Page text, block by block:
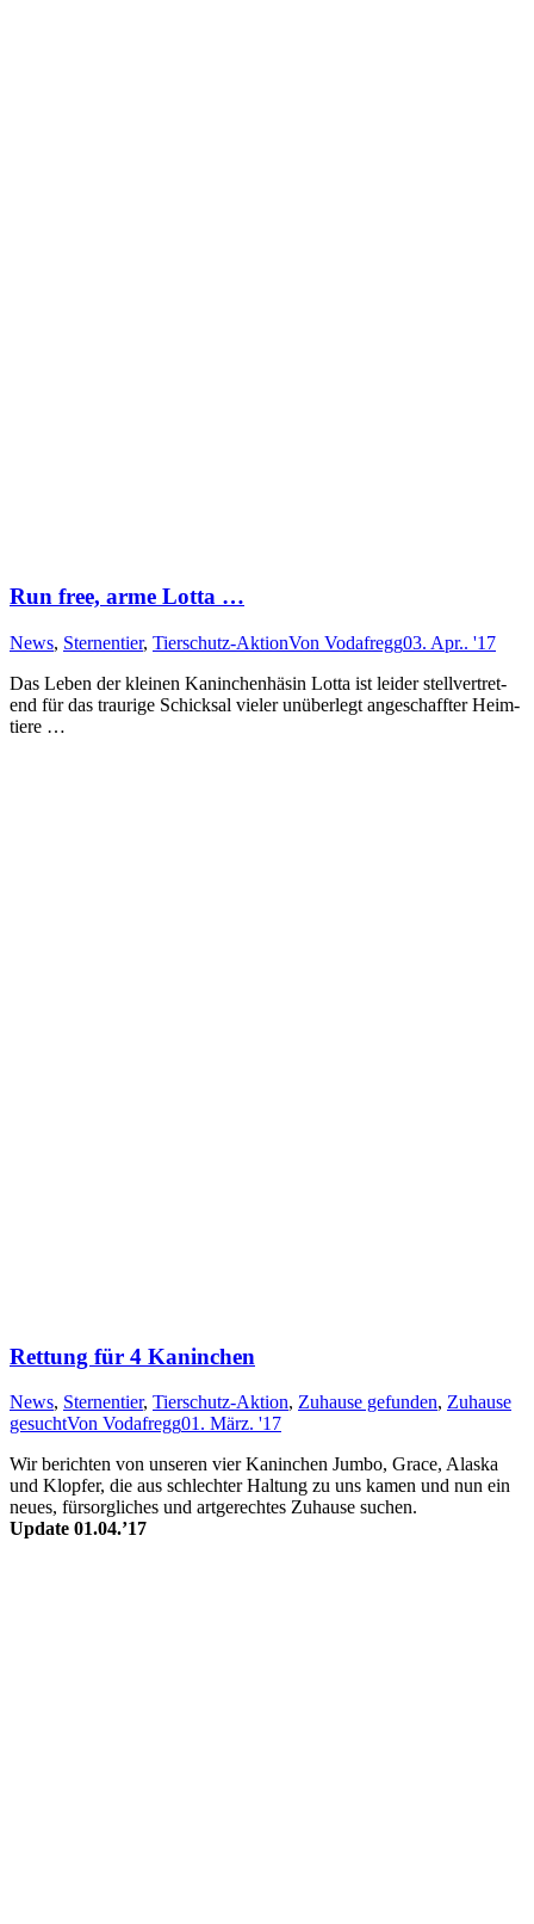
Run free, arme Lotta …
News, Sternentier, Tierschutz-AktionVon Vodafregg03. Apr.. '17
Das Leben der klein­en Ka­nin­chen­hä­sin Lotta ist lei­der stell­ver­tret­
end für das trau­ri­ge Schick­sal vie­ler un­über­legt an­ge­schaff­ter Heim­
tiere …
Rettung für 4 Kaninchen
News, Sternentier, Tierschutz-Aktion, Zuhause gefunden, Zuhause
gesuchtVon Vodafregg01. März. '17
Wir berichten von un­ser­en vier Ka­nin­chen Jum­bo, Grace, Alas­ka
und Klopf­er, die aus schlech­ter Halt­ung zu uns kam­en und nun ein
neu­es, für­sorg­lich­es und art­ge­rech­tes Zu­hau­se such­en.
Update 01.04.’17